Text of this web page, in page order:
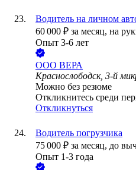
Водитель на личном
60 000 ₽ за месяц, на
Опыт 3-6 лет
ООО ВЕРА
Краснослободск, 3-й
Можно без резюме
Откликнитесь среди
Откликнуться
Водитель погрузчика
75 000 ₽ за месяц, до
Опыт 1-3 года